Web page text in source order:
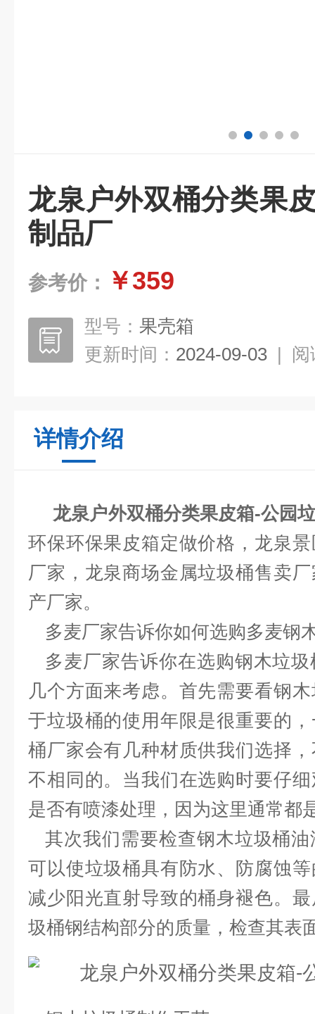
龙泉户外双桶分类果
制品厂
参考价： ￥359
型号： 果壳箱
更新时间： 2024-09-03 | 阅
详情介绍
龙泉户外双桶分类果皮箱-公园
环保环保果皮箱定做价格，龙泉
厂家，龙泉商场金属垃圾桶售卖
产厂家。
多麦厂家告诉你如何选购多麦钢
多麦厂家告诉你在选购钢木垃
几个方面来考虑。首先需要看钢
于垃圾桶的使用年限是很重要的
桶厂家会有几种材质供我们选择
不相同的。当我们在选购时要仔
是否有喷漆处理，因为这里通常都
其次我们需要检查钢木垃圾桶
可以使垃圾桶具有防水、防腐蚀
减少阳光直射导致的桶身褪色。
圾桶钢结构部分的质量，检查其表